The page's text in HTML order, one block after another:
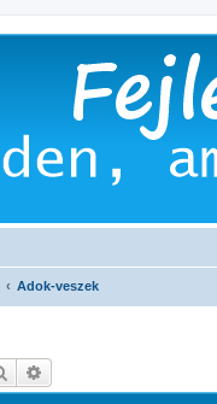
Adok-veszek
Keresés